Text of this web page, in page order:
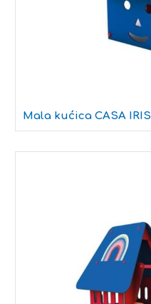
Mala kućica CASA IRIS